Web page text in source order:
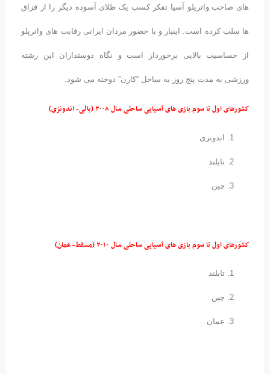
های صاحب واترپلو آسیا تفکر کسب یک طلای آسوده دیگر را از قزاق
ها سلب کرده است. اینبار و با حضور مردان ایرانی رقابت های واترپلو
از حساسیت بالایی برخوردار است و نگاه دوستداران این رشته
ورزشی به مدت پنج روز به ساحل “کارن” دوخته می شود.
کشورهای اول تا سوم بازی های آسیایی ساحلی سال ۲۰۰۸ ( بالی- اندونزی)
اندونزی
تایلند
چین
کشورهای اول تا سوم بازی های آسیایی ساحلی سال ۲۰۱۰ ( مسقط- عمان)
تایلند
چین
عمان